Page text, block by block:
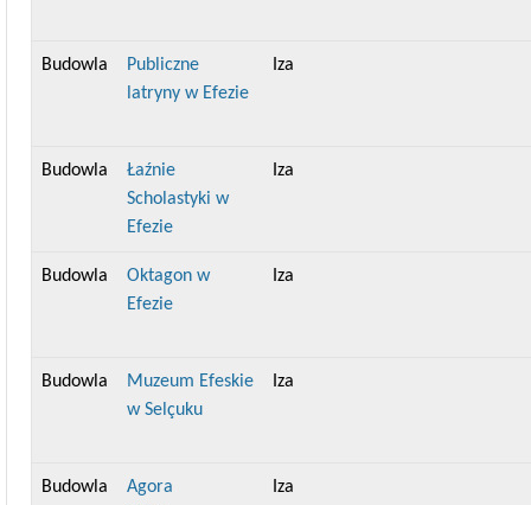
Budowla
Publiczne
latryny w Efezie
Iza
Budowla
Łaźnie
Scholastyki w
Efezie
Iza
Budowla
Oktagon w
Efezie
Iza
Budowla
Muzeum Efeskie
w Selçuku
Iza
Budowla
Agora
Iza